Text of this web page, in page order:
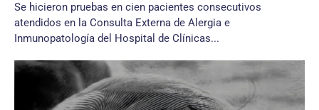
Se hicieron pruebas en cien pacientes consecutivos
atendidos en la Consulta Externa de Alergia e
Inmunopatología del Hospital de Clínicas...